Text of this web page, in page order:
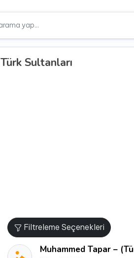
Türk Sultanları
Filtreleme Seçenekleri
Muhammed Tapar –